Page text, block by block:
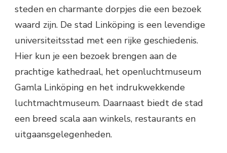
steden en charmante dorpjes die een bezoek
waard zijn. De stad Linköping is een levendige
universiteitsstad met een rijke geschiedenis.
Hier kun je een bezoek brengen aan de
prachtige kathedraal, het openluchtmuseum
Gamla Linköping en het indrukwekkende
luchtmachtmuseum. Daarnaast biedt de stad
een breed scala aan winkels, restaurants en
uitgaansgelegenheden.